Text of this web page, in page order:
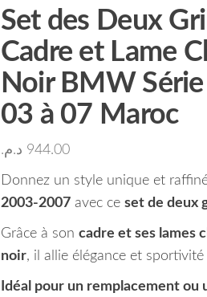
Set des Deux
Cadre et Lame
Noir BMW
03 à 07 Maroc
944.00 د.م.
Donnez un style unique et
2003-2007avec ce set de deux
Grâce à son cadre et ses lames
noir, il allie élégance et
Idéal pour un remplacement ou